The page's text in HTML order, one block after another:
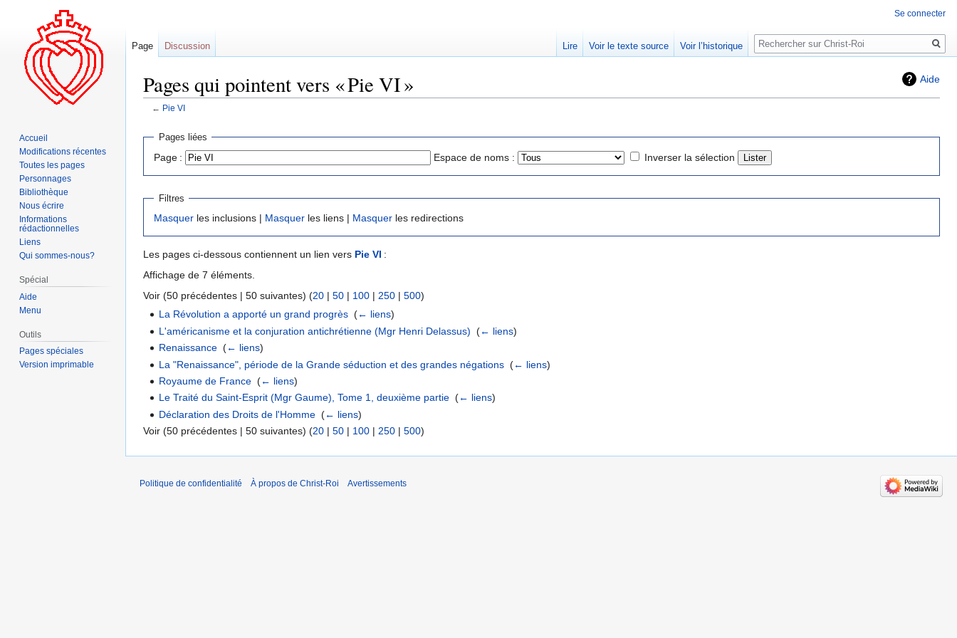
Aide
Pages qui pointent vers « Pie VI »
← Pie VI
Aller
navigation
Aller
recherche
Pages liées
Page : Espace de noms : Inverser la sélection
Filtres
Masquer les inclusions | Masquer les liens | Masquer les redirections
Les pages ci-dessous contiennent un lien vers Pie VI :
Affichage de 7 éléments.
Voir (50 précédentes | 50 suivantes) (20 | 50 | 100 | 250 | 500)
La Révolution a apporté un grand progrès ‎(← liens)
L'américanisme et la conjuration antichrétienne (Mgr Henri Delassus) ‎(← liens)
Renaissance ‎(← liens)
La "Renaissance", période de la Grande séduction et des grandes négations ‎(← liens)
Royaume de France ‎(← liens)
Le Traité du Saint-Esprit (Mgr Gaume), Tome 1, deuxième partie ‎(← liens)
Déclaration des Droits de l'Homme ‎(← liens)
Voir (50 précédentes | 50 suivantes) (20 | 50 | 100 | 250 | 500)
Se connecter
Page Discussion Lire Voir le texte source Voir l’historique
Rechercher
Accueil
Modifications récentes
Toutes les pages
Personnages
Bibliothèque
Nous écrire
Informations
rédactionnelles
Liens
Qui sommes-nous?
Spécial
Aide
Menu
Outils
Pages spéciales
Version imprimable
Politique de confidentialité À propos de Christ-Roi Avertissements